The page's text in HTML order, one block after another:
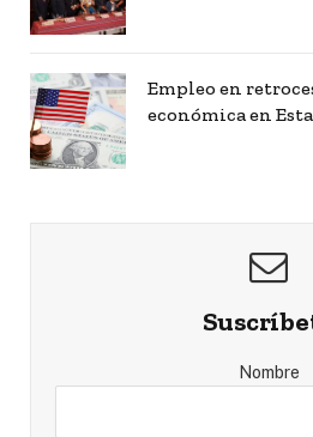
Empleo en
económica en
Nombre